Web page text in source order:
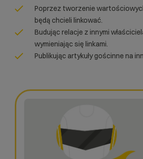
Poprzez tworzenie
będą chcieli linkować.
Budując relacje z innymi
wymieniając się linkami.
Publikując artykuły gościnne na